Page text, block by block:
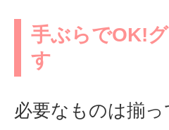
手ぶらでOK!
す
必要なものは揃